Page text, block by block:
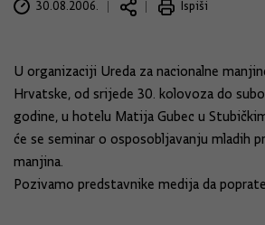
30.08.2006. Ispiši
U organizaciji Ureda za nacionalne
Hrvatske, od srijede 30. kolovoza do
godine, u hotelu Matija Gubec u
će se seminar o osposobljavanju mladih
manjina.
Pozivamo predstavnike medija da